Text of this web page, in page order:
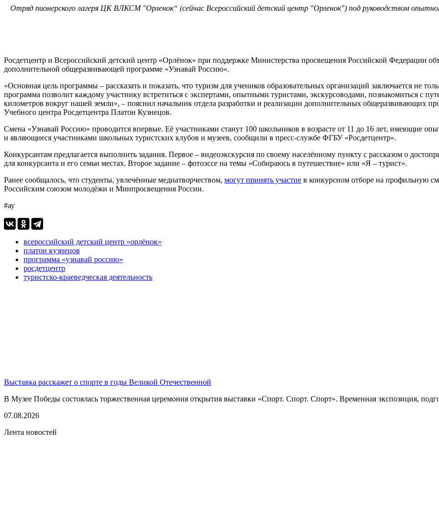
Отряд пионерского лагеря ЦК ВЛКСМ "Орленок“ (сейчас Всероссийский детский центр "Орленок") под руководством
Росдетцентр и Всероссийский детский центр «Орлёнок» при поддержке Министерства просвещения Российской Федерации
дополнительной общеразвивающей программе «Узнавай Россию».
«Основная цель программы – рассказать и показать, что туризм для учеников образовательных организаций заключается не
программа позволит каждому участнику встретиться с экспертами, опытными туристами, экскурсоводами, познакомиться с
километров вокруг нашей земли», – пояснил начальник отдела разработки и реализации дополнительных общеразвивающих
Учебного центра Росдетцентра Платон Кузнецов.
Смена «Узнавай Россию» проводится впервые. Её участниками станут 100 школьников в возрасте от 11 до 16 лет, имеющие
и являющиеся участниками школьных туристских клубов и музеев, сообщили в пресс-службе ФГБУ «Росдетцентр».
Конкурсантам предлагается выполнить задания. Первое – видеоэкскурсия по своему населённому пункту с рассказом о
для конкурсанта и его семьи местах. Второе задание – фотоэссе на темы «Собираюсь в путешествие» или «Я – турист».
Ранее сообщалось, что студенты, увлечённые медиатворчеством, могут принять участие в конкурсном отборе на профильную
Российским союзом молодёжи и Минпросвещения России.
#ау
всероссийский детский центр «орлёнок»
платон кузнецов
программа «узнавай россию»
росдетцентр
туристско-краеведческая деятельность
Выставка расскажет о спорте в годы Великой Отечественной
В Музее Победы состоялась торжественная церемония открытия выставки «Спорт. Спорт. Спорт». Временная экспозиция,
07.08.2026
Лента новостей